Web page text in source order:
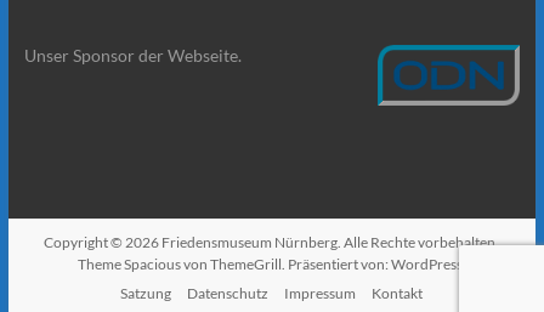
Unser Sponsor der Webseite.
Copyright © 2026 Friedensmuseum Nürnberg. Alle Rechte vorbehalten.
ThemeSpaciousvon ThemeGrill. Präsentiert von: WordPress
Satzung
Datenschutz Impressum Kontakt